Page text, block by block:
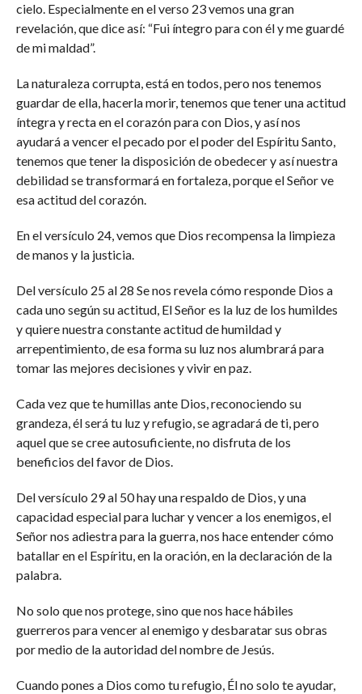
cielo. Especialmente en el verso 23 vemos una gran
revelación, que dice así: “Fui íntegro para con él y me guardé
de mi maldad”.
La naturaleza corrupta, está en todos, pero nos tenemos
guardar de ella, hacerla morir, tenemos que tener una actitud
íntegra y recta en el corazón para con Dios, y así nos
ayudará a vencer el pecado por el poder del Espíritu Santo,
tenemos que tener la disposición de obedecer y así nuestra
debilidad se transformará en fortaleza, porque el Señor ve
esa actitud del corazón.
En el versículo 24, vemos que Dios recompensa la limpieza
de manos y la justicia.
Del versículo 25 al 28 Se nos revela cómo responde Dios a
cada uno según su actitud, El Señor es la luz de los humildes
y quiere nuestra constante actitud de humildad y
arrepentimiento, de esa forma su luz nos alumbrará para
tomar las mejores decisiones y vivir en paz.
Cada vez que te humillas ante Dios, reconociendo su
grandeza, él será tu luz y refugio, se agradará de ti, pero
aquel que se cree autosuficiente, no disfruta de los
beneficios del favor de Dios.
Del versículo 29 al 50 hay una respaldo de Dios, y una
capacidad especial para luchar y vencer a los enemigos, el
Señor nos adiestra para la guerra, nos hace entender cómo
batallar en el Espíritu, en la oración, en la declaración de la
palabra.
No solo que nos protege, sino que nos hace hábiles
guerreros para vencer al enemigo y desbaratar sus obras
por medio de la autoridad del nombre de Jesús.
Cuando pones a Dios como tu refugio, Él no solo te ayudar,